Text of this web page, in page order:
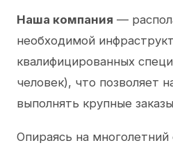
Наша компания —
необходимой
квалифицированных
человек), что позволяет
выполнять крупные
Опираясь на